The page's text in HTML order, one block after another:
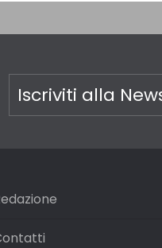
Iscriviti alla